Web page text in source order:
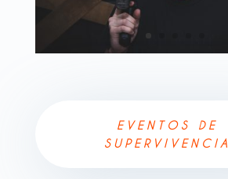
EVENTOS DE
SUPERVIVENCIA